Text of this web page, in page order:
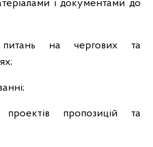
і документами до
питань на чергових та
пропозицій та